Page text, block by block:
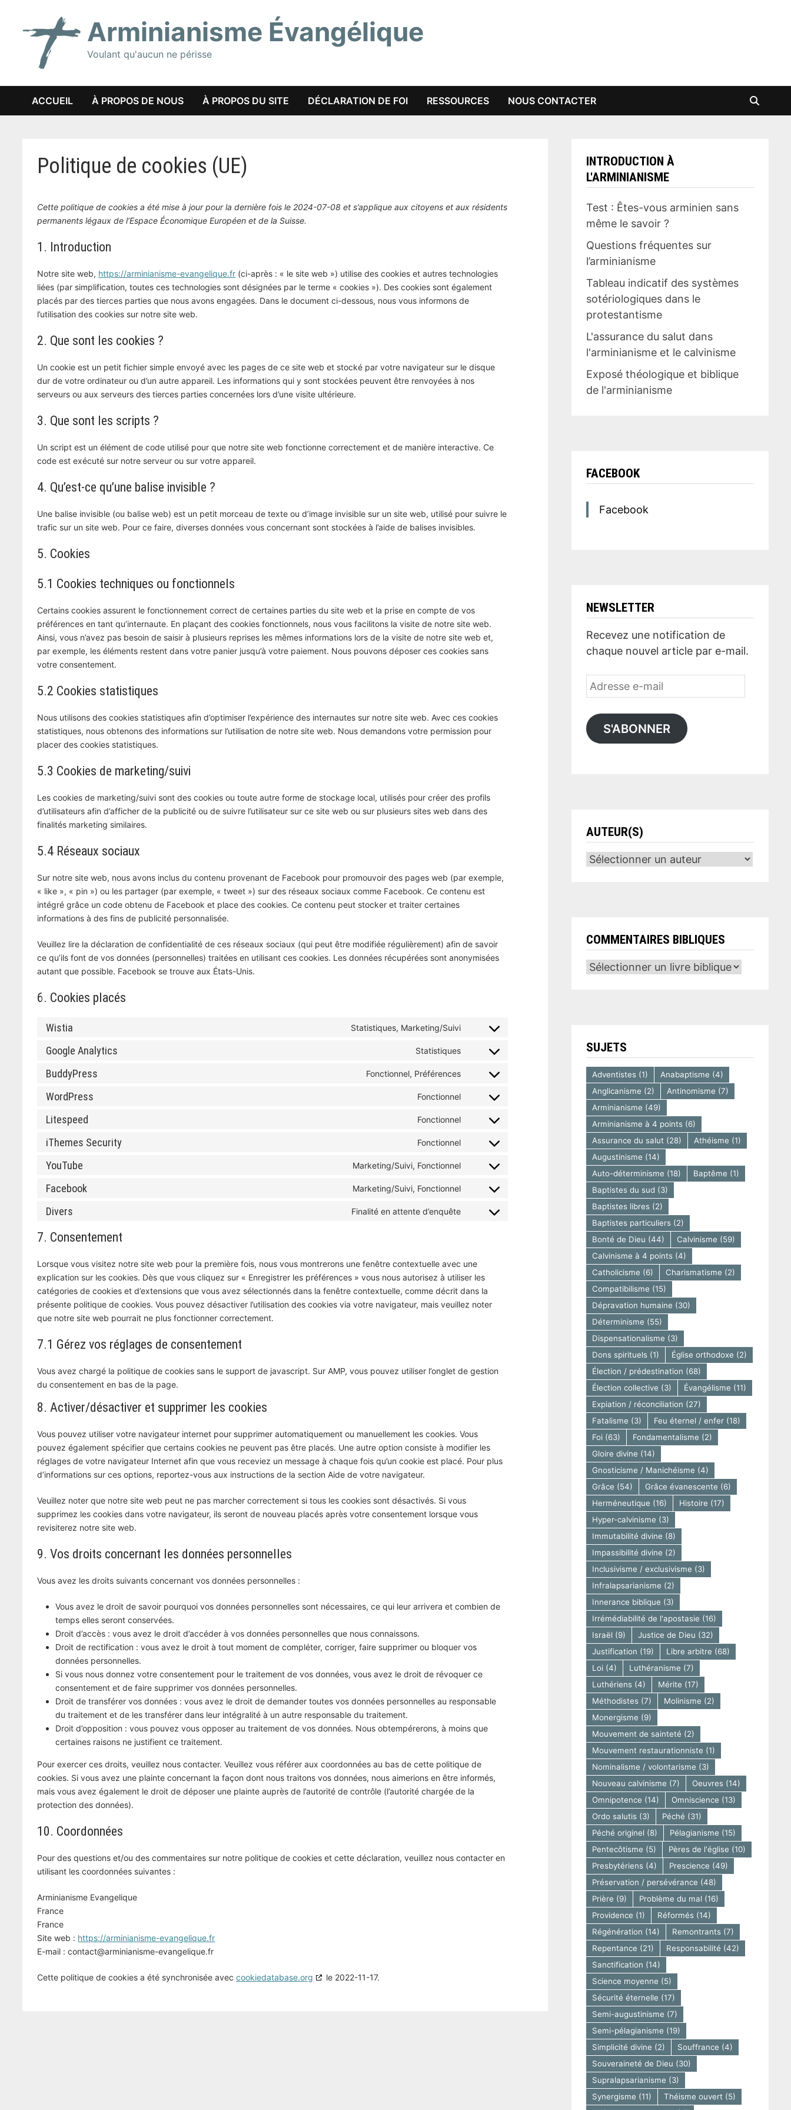
contenu
Arminianisme Évangélique
Voulant qu'aucun ne périsse
ACCUEIL À PROPOS DE NOUS À PROPOS DU SITE DÉCLARATION DE FOI RESSOURCES NOUS CONTACTER
Politique de cookies (UE)
Cette politique de cookies a été mise à jour pour la dernière fois le 2024-07-08 et s’applique aux citoyens et aux résidents
permanents légaux de l’Espace Économique Européen et de la Suisse.
1. Introduction
Notre site web, https://arminianisme-evangelique.fr (ci-après : « le site web ») utilise des cookies et autres technologies
liées (par simplification, toutes ces technologies sont désignées par le terme « cookies »). Des cookies sont également
placés par des tierces parties que nous avons engagées. Dans le document ci-dessous, nous vous informons de
l’utilisation des cookies sur notre site web.
2. Que sont les cookies ?
Un cookie est un petit fichier simple envoyé avec les pages de ce site web et stocké par votre navigateur sur le disque
dur de votre ordinateur ou d’un autre appareil. Les informations qui y sont stockées peuvent être renvoyées à nos
serveurs ou aux serveurs des tierces parties concernées lors d’une visite ultérieure.
3. Que sont les scripts ?
Un script est un élément de code utilisé pour que notre site web fonctionne correctement et de manière interactive. Ce
code est exécuté sur notre serveur ou sur votre appareil.
4. Qu’est-ce qu’une balise invisible ?
Une balise invisible (ou balise web) est un petit morceau de texte ou d’image invisible sur un site web, utilisé pour suivre le
trafic sur un site web. Pour ce faire, diverses données vous concernant sont stockées à l’aide de balises invisibles.
5. Cookies
5.1 Cookies techniques ou fonctionnels
Certains cookies assurent le fonctionnement correct de certaines parties du site web et la prise en compte de vos
préférences en tant qu’internaute. En plaçant des cookies fonctionnels, nous vous facilitons la visite de notre site web.
Ainsi, vous n’avez pas besoin de saisir à plusieurs reprises les mêmes informations lors de la visite de notre site web et,
par exemple, les éléments restent dans votre panier jusqu’à votre paiement. Nous pouvons déposer ces cookies sans
votre consentement.
5.2 Cookies statistiques
Nous utilisons des cookies statistiques afin d’optimiser l’expérience des internautes sur notre site web. Avec ces cookies
statistiques, nous obtenons des informations sur l’utilisation de notre site web. Nous demandons votre permission pour
placer des cookies statistiques.
5.3 Cookies de marketing/suivi
Les cookies de marketing/suivi sont des cookies ou toute autre forme de stockage local, utilisés pour créer des profils
d’utilisateurs afin d’afficher de la publicité ou de suivre l’utilisateur sur ce site web ou sur plusieurs sites web dans des
finalités marketing similaires.
5.4 Réseaux sociaux
Sur notre site web, nous avons inclus du contenu provenant de Facebook pour promouvoir des pages web (par exemple,
« like », « pin ») ou les partager (par exemple, « tweet ») sur des réseaux sociaux comme Facebook. Ce contenu est
intégré grâce un code obtenu de Facebook et place des cookies. Ce contenu peut stocker et traiter certaines
informations à des fins de publicité personnalisée.
Veuillez lire la déclaration de confidentialité de ces réseaux sociaux (qui peut être modifiée régulièrement) afin de savoir
ce qu’ils font de vos données (personnelles) traitées en utilisant ces cookies. Les données récupérées sont anonymisées
autant que possible. Facebook se trouve aux États-Unis.
6. Cookies placés
Wistia Statistiques, Marketing/Suivi
Consent
wistia
Google Analytics Statistiques
Consent
google-
BuddyPress Fonctionnel, Préférences
Consent
buddypress
WordPress Fonctionnel
Consent
wordpress
Litespeed Fonctionnel
Consent
litespeed
iThemes Security Fonctionnel
Consent
ithemes-
YouTube Marketing/Suivi, Fonctionnel
Consent
youtube
Facebook Marketing/Suivi, Fonctionnel
Consent
Divers Finalité en attente d’enquête
Consent
7. Consentement
Lorsque vous visitez notre site web pour la première fois, nous vous montrerons une fenêtre contextuelle avec une
explication sur les cookies. Dès que vous cliquez sur « Enregistrer les préférences » vous nous autorisez à utiliser les
catégories de cookies et d’extensions que vous avez sélectionnés dans la fenêtre contextuelle, comme décrit dans la
présente politique de cookies. Vous pouvez désactiver l’utilisation des cookies via votre navigateur, mais veuillez noter
que notre site web pourrait ne plus fonctionner correctement.
7.1 Gérez vos réglages de consentement
Vous avez chargé la politique de cookies sans le support de javascript. Sur AMP, vous pouvez utiliser l’onglet de gestion
du consentement en bas de la page.
8. Activer/désactiver et supprimer les cookies
Vous pouvez utiliser votre navigateur internet pour supprimer automatiquement ou manuellement les cookies. Vous
pouvez également spécifier que certains cookies ne peuvent pas être placés. Une autre option consiste à modifier les
réglages de votre navigateur Internet afin que vous receviez un message à chaque fois qu’un cookie est placé. Pour plus
d’informations sur ces options, reportez-vous aux instructions de la section Aide de votre navigateur.
Veuillez noter que notre site web peut ne pas marcher correctement si tous les cookies sont désactivés. Si vous
supprimez les cookies dans votre navigateur, ils seront de nouveau placés après votre consentement lorsque vous
revisiterez notre site web.
9. Vos droits concernant les données personnelles
Vous avez les droits suivants concernant vos données personnelles :
Vous avez le droit de savoir pourquoi vos données personnelles sont nécessaires, ce qui leur arrivera et combien de
temps elles seront conservées.
Droit d’accès : vous avez le droit d’accéder à vos données personnelles que nous connaissons.
Droit de rectification : vous avez le droit à tout moment de compléter, corriger, faire supprimer ou bloquer vos
données personnelles.
Si vous nous donnez votre consentement pour le traitement de vos données, vous avez le droit de révoquer ce
consentement et de faire supprimer vos données personnelles.
Droit de transférer vos données : vous avez le droit de demander toutes vos données personnelles au responsable
du traitement et de les transférer dans leur intégralité à un autre responsable du traitement.
Droit d’opposition : vous pouvez vous opposer au traitement de vos données. Nous obtempérerons, à moins que
certaines raisons ne justifient ce traitement.
Pour exercer ces droits, veuillez nous contacter. Veuillez vous référer aux coordonnées au bas de cette politique de
cookies. Si vous avez une plainte concernant la façon dont nous traitons vos données, nous aimerions en être informés,
mais vous avez également le droit de déposer une plainte auprès de l’autorité de contrôle (l’autorité chargée de la
protection des données).
10. Coordonnées
Pour des questions et/ou des commentaires sur notre politique de cookies et cette déclaration, veuillez nous contacter en
utilisant les coordonnées suivantes :
Arminianisme Evangelique
France
France
Site web : https://arminianisme-evangelique.fr
E-mail :contact@arminianisme-evangelique.fr
Cette politique de cookies a été synchronisée aveccookiedatabase.org le 2022-11-17.
INTRODUCTION À
L'ARMINIANISME
Test : Êtes-vous arminien sans
même le savoir ?
Questions fréquentes sur
l’arminianisme
Tableau indicatif des systèmes
sotériologiques dans le
protestantisme
L'assurance du salut dans
l'arminianisme et le calvinisme
Exposé théologique et biblique
de l'arminianisme
FACEBOOK
Facebook
NEWSLETTER
Recevez une notification de
chaque nouvel article par e-mail.
Adresse
e-
mail
S'ABONNER
AUTEUR(S)
COMMENTAIRES BIBLIQUES
SUJETS
Adventistes(1) Anabaptisme (4)
Anglicanisme (2) Antinomisme (7)
Arminianisme (49)
Arminianisme à 4 points(6)
Assurance du salut (28) Athéisme (1)
Augustinisme (14)
Auto-déterminisme (18) Baptême (1)
Baptistes du sud (3)
Baptistes libres(2)
Baptistes particuliers(2)
Bonté de Dieu (44) Calvinisme (59)
Calvinisme à 4 points(4)
Catholicisme (6) Charismatisme (2)
Compatibilisme (15)
Dépravation humaine (30)
Déterminisme (55)
Dispensationalisme (3)
Dons spirituels(1) Église orthodoxe (2)
Élection / prédestination (68)
Élection collective (3) Évangélisme (11)
Expiation / réconciliation (27)
Fatalisme (3) Feu éternel / enfer(18)
Foi(63) Fondamentalisme (2)
Gloire divine (14)
Gnosticisme / Manichéisme (4)
Grâce (54) Grâce évanescente (6)
Herméneutique (16) Histoire (17)
Hyper-calvinisme (3)
Immutabilité divine (8)
Impassibilité divine (2)
Inclusivisme / exclusivisme (3)
Infralapsarianisme (2)
Innerance biblique (3)
Irrémédiabilité de l'apostasie (16)
Israël (9) Justice de Dieu (32)
Justification (19) Libre arbitre (68)
Loi(4) Luthéranisme (7)
Luthériens(4) Mérite (17)
Méthodistes(7) Molinisme (2)
Monergisme (9)
Mouvement de sainteté (2)
Mouvement restaurationniste (1)
Nominalisme / volontarisme (3)
Nouveau calvinisme (7) Oeuvres(14)
Omnipotence (14) Omniscience (13)
Ordo salutis(3) Péché (31)
Péché originel (8) Pélagianisme (15)
Pentecôtisme (5) Pères de l'église (10)
Presbytériens(4) Prescience (49)
Préservation / persévérance (48)
Prière (9) Problème du mal (16)
Providence (1) Réformés(14)
Régénération (14) Remontrants(7)
Repentance (21) Responsabilité (42)
Sanctification (14)
Science moyenne (5)
Sécurité éternelle (17)
Semi-augustinisme (7)
Semi-pélagianisme (19)
Simplicité divine (2) Souffrance (4)
Souveraineté de Dieu (30)
Supralapsarianisme (3)
Synergisme (11) Théisme ouvert (5)